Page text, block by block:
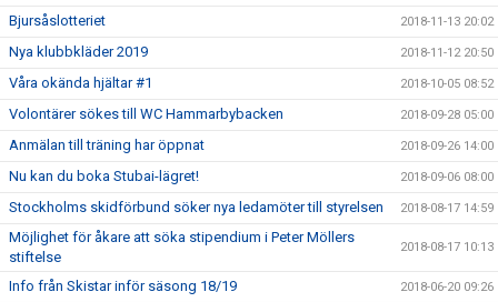
Bjursåslotteriet 2018-11-13 20:02
Nya klubbkläder 2019 2018-11-12 20:50
Våra okända hjältar #1 2018-10-05 08:52
Volontärer sökes till WC Hammarbybacken 2018-09-28 05:00
Anmälan till träning har öppnat 2018-09-26 14:00
Nu kan du boka Stubai-lägret! 2018-09-06 08:00
Stockholms skidförbund söker nya ledamöter till styrelsen 2018-08-17 14:59
Möjlighet för åkare att söka stipendium i Peter Möllers
stiftelse
2018-08-17 10:13
Info från Skistar inför säsong 18/19 2018-06-20 09:26